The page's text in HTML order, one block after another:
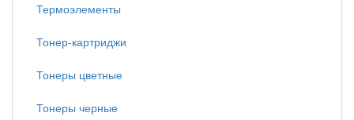
Термоэлементы
Тонер-картриджи
Тонеры цветные
Тонеры черные